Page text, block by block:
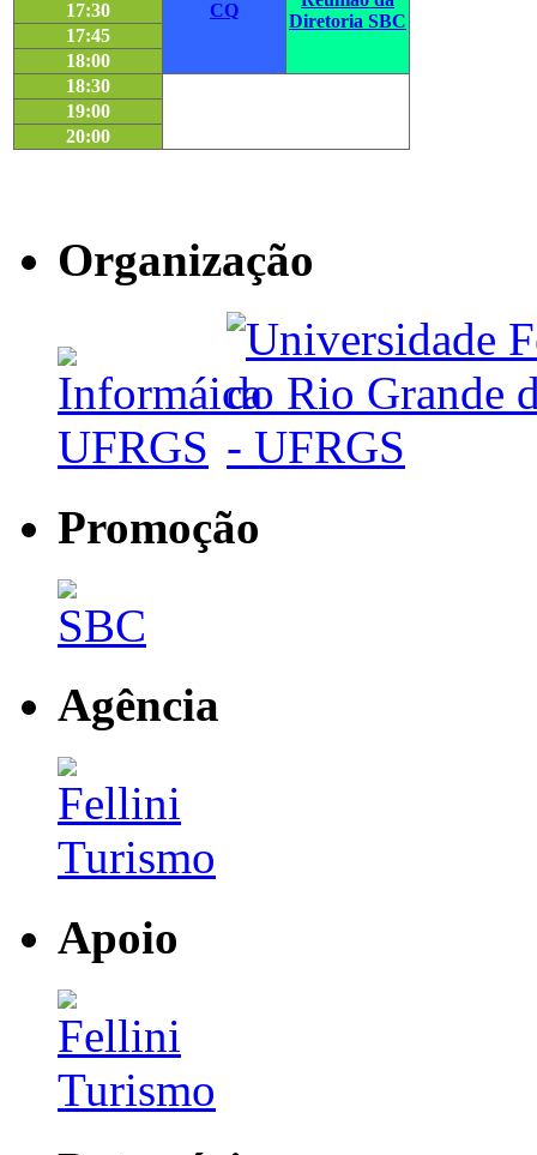
CQ
Diretoria SBC
17:30
17:45
18:00
18:30
19:00
20:00
Organização
Promoção
Agência
Apoio